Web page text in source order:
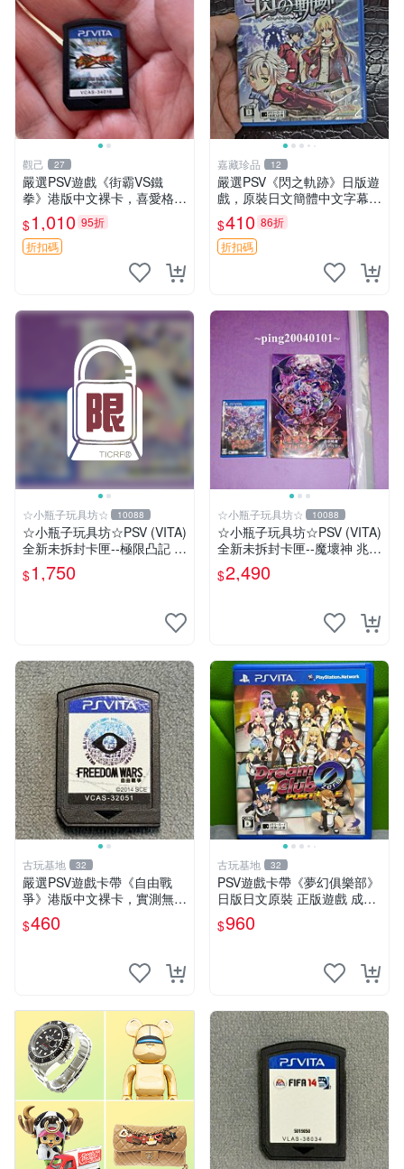
觀己 27
嚴選PSV遊戲《街霸VS鐵
拳》港版中文裸卡，喜愛格鬥
遊戲收藏推薦，全新未拆封嚴
密封存。格鬥迷必備佳作。
街霸 鉄拳 PSV 測試
$1,010 95折
折扣碼
嘉藏珍品 12
嚴選PSV《閃之軌跡》日版遊
戲，原裝日文簡體中文字幕，
附完整盒帶說明書，全新未拆
封狀態 閃之軌跡 PSV 日版盒
帶說明書
$410 86折
折扣碼
☆小瓶子玩具坊☆ 10088
☆小瓶子玩具坊☆PSV (VITA)
全新未拆封卡匣--極限凸記 萌
萌編年史 (日版) +預約特典書
$1,750
☆小瓶子玩具坊☆ 10088
☆小瓶子玩具坊☆PSV (VITA)
全新未拆封卡匣--魔壞神 兆力
翁 Trader 店舖特典通常版
+特典--美術集
$2,490
古玩基地 32
嚴選PSV遊戲卡帶《自由戰
爭》港版中文裸卡，實測無
誤！僅限Sony PSP機器運
行，其他無法使用。單次購兩
$460
古玩基地 32
PSV遊戲卡帶《夢幻俱樂部》
日版日文原裝 正版遊戲 成色
如圖實況保真 PSV遊戲 日版
PS 測試無誤 美品保證
$960